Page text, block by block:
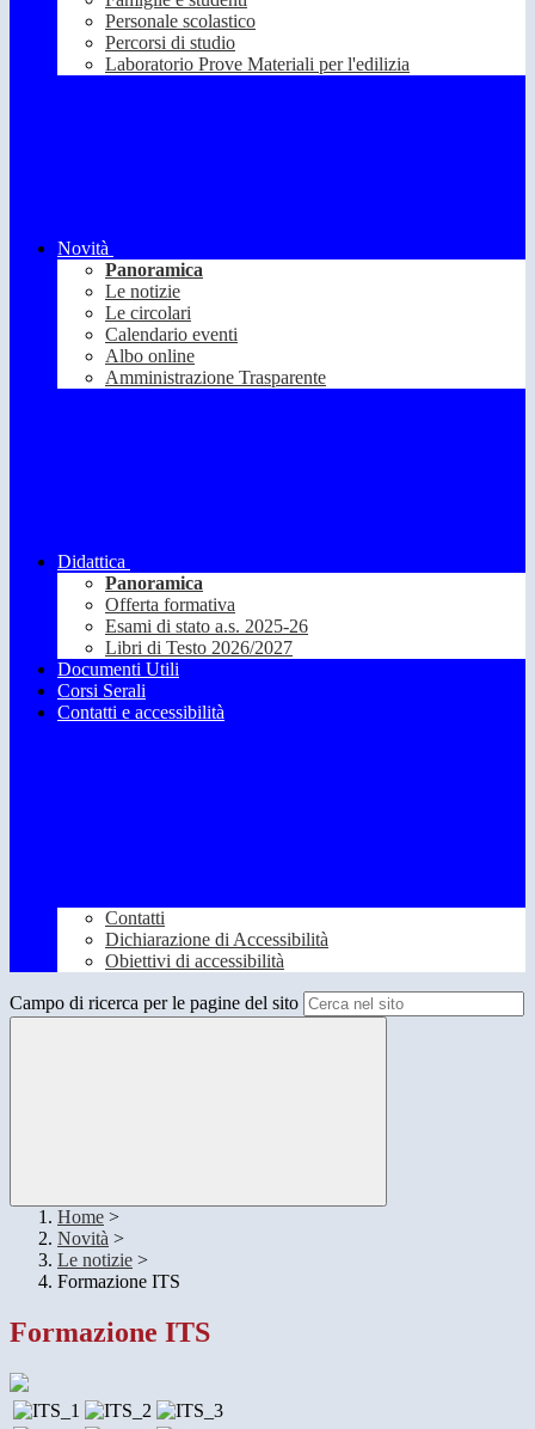
Personale scolastico
Percorsi di studio
Laboratorio Prove Materiali per l'edilizia
Novità
Panoramica
Le notizie
Le circolari
Calendario eventi
Albo online
Amministrazione Trasparente
Didattica
Panoramica
Offerta formativa
Esami di stato a.s. 2025-26
Libri di Testo 2026/2027
Documenti Utili
Corsi Serali
Contatti e accessibilità
Contatti
Dichiarazione di Accessibilità
Obiettivi di accessibilità
Campo di ricerca per le pagine del sito
Home >
Novità >
Le notizie >
Formazione ITS
Formazione ITS